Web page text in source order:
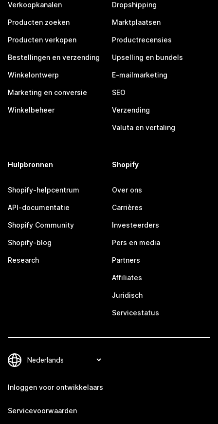
Verkoopkanalen
Producten zoeken
Producten verkopen
Bestellingen en verzending
Winkelontwerp
Marketing en conversie
Winkelbeheer
Dropshipping
Marktplaatsen
Productrecensies
Upselling en bundels
E-mailmarketing
SEO
Verzending
Valuta en vertaling
Hulpbronnen
Shopify-helpcentrum
API-documentatie
Shopify Community
Shopify-blog
Research
Shopify
Over ons
Carrières
Investeerders
Pers en media
Partners
Affiliates
Juridisch
Servicestatus
Inloggen voor ontwikkelaars
Servicevoorwaarden